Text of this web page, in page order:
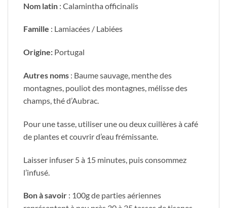
Nom latin : Calamintha officinalis
Famille : Lamiacées / Labiées
Origine: Portugal
Autres noms : Baume sauvage, menthe des
montagnes, pouliot des montagnes, mélisse des
champs, thé d’Aubrac.
Pour une tasse, utiliser une ou deux cuillères à café
de plantes et couvrir d’eau frémissante.
Laisser infuser 5 à 15 minutes, puis consommez
l’infusé.
Bon à savoir : 100g de parties aériennes